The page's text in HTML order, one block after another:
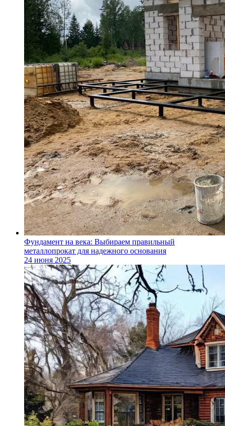
Фундамент на века: Выбираем правильный
металлопрокат для надежного основания
24 июня 2025